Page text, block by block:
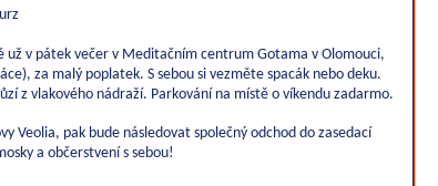
už v pátek večer v Meditačním centrum Gotama v Olomouci,
za malý poplatek. S sebou si vezměte spacák nebo deku.
z vlakového nádraží. Parkování na místě o víkendu zadarmo.
Veolia, pak bude následovat společný odchod do zasedací
a občerstvení s sebou!